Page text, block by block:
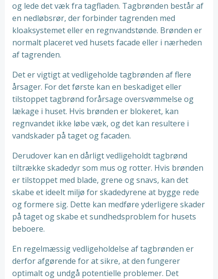
og lede det væk fra tagfladen. Tagbrønden består af
en nedløbsrør, der forbinder tagrenden med
kloaksystemet eller en regnvandstønde. Brønden er
normalt placeret ved husets facade eller i nærheden
af tagrenden.
Det er vigtigt at vedligeholde tagbrønden af flere
årsager. For det første kan en beskadiget eller
tilstoppet tagbrønd forårsage oversvømmelse og
lækage i huset. Hvis brønden er blokeret, kan
regnvandet ikke løbe væk, og det kan resultere i
vandskader på taget og facaden.
Derudover kan en dårligt vedligeholdt tagbrønd
tiltrække skadedyr som mus og rotter. Hvis brønden
er tilstoppet med blade, grene og snavs, kan det
skabe et ideelt miljø for skadedyrene at bygge rede
og formere sig. Dette kan medføre yderligere skader
på taget og skabe et sundhedsproblem for husets
beboere.
En regelmæssig vedligeholdelse af tagbrønden er
derfor afgørende for at sikre, at den fungerer
optimalt og undgå potentielle problemer. Det